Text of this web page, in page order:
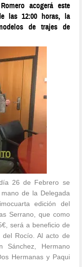
acogerá este
las 12:00 horas, la
de trajes de
26 de Febrero se
de la Delegada
edición del
Serrano, que como
será a beneficio de
Rocío. Al acto de
Sánchez, Hermano
Hermanas y Paqui